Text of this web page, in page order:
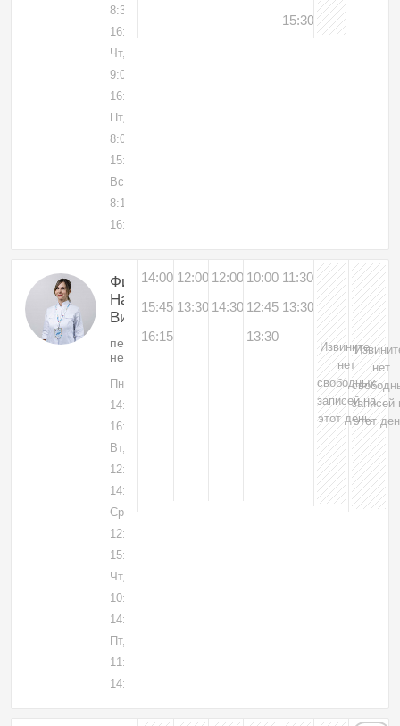
8:30-
16:30
Чт, 06
9:00-
16:15
Пт, 07
8:00-
15:45
Вс, 09
8:15-
16:30
15:30
Филимонова
Наталья
Викторовна
педиатр,
неонатолог
Пн, 03
14:00-
16:30
Вт, 04
12:00-
14:00
Ср, 05
12:00-
15:00
Чт, 06
10:00-
14:00
Пт, 07
11:30-
14:00
14:00
15:45
16:15
12:00
13:30
12:00
14:30
10:00
12:45
13:30
11:30
13:30
Извините,
нет
свободных
записей на
этот день.
нет
записей
этот